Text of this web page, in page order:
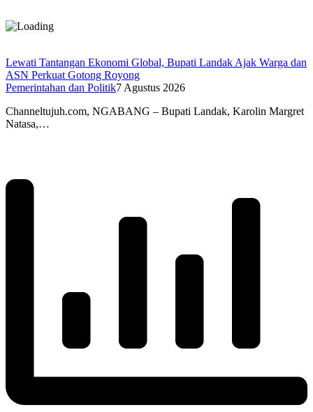
Lewati Tantangan Ekonomi Global, Bupati Landak Ajak Warga dan
ASN Perkuat Gotong Royong
Pemerintahan dan Politik7 Agustus 2026
Channeltujuh.com, NGABANG – Bupati Landak, Karolin Margret
Natasa,…